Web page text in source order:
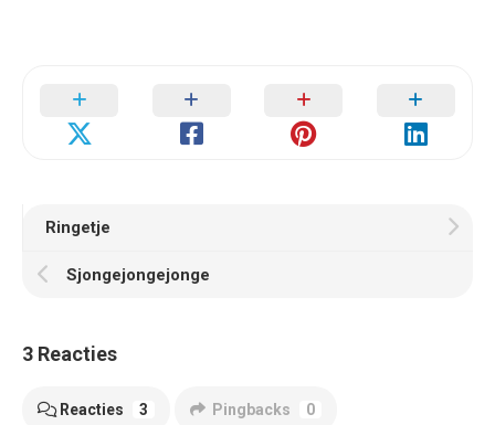
Ringetje
Sjongejongejonge
3 Reacties
Reacties 3 Pingbacks 0